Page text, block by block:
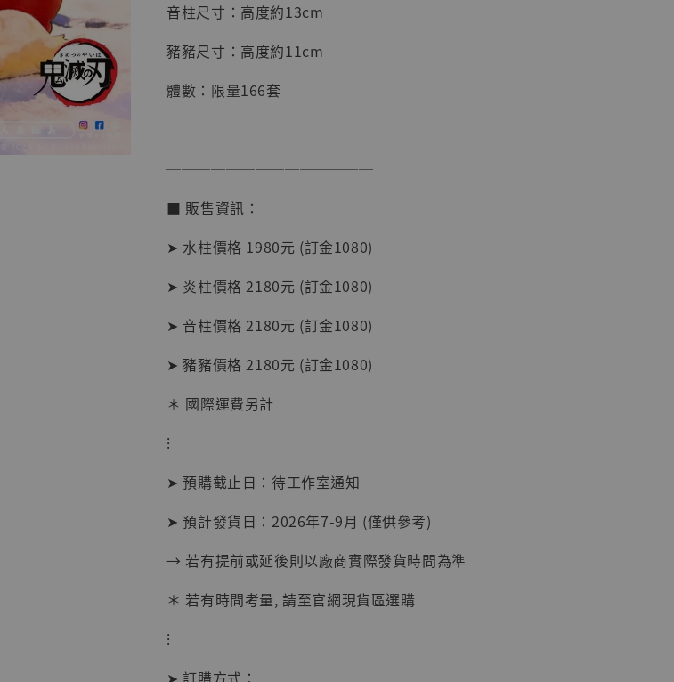
Studio]
NT$ 1,870
可動蒐藏人偶 讓子
音柱尺寸：高度約13cm
豬豬尺寸：高度約11cm
體數：限量166套
──────────────
■ 販售資訊：
➤ 水柱價格 1980元 (訂金1080)
➤ 炎柱價格 2180元 (訂金1080)
➤ 音柱價格 2180元 (訂金1080)
➤ 豬豬價格 2180元 (訂金1080)
＊ 國際運費另計
⁝
➤ 預購截止日：待工作室通知
➤ 預計發貨日：2026年7-9月 (僅供參考)
→ 若有提前或延後則以廠商實際發貨時間為準
＊ 若有時間考量, 請至官網現貨區選購
⁝
➤ 訂購方式：